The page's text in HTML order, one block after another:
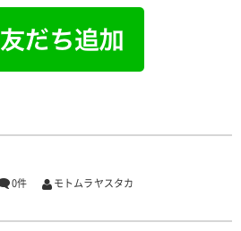
0件 モトムラ ヤスタカ